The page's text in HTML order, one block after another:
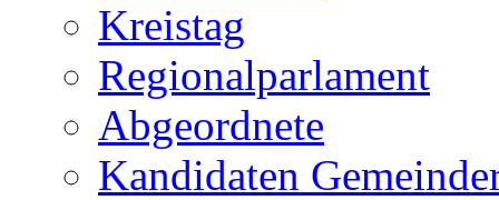
Kreistag
Regionalparlament
Abgeordnete
Kandidaten